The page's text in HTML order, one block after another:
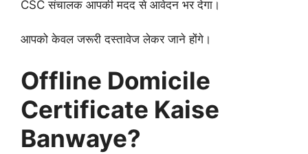
CSC संचालक आपकी मदद से आवेदन भर देगा।
आपको केवल जरूरी दस्तावेज लेकर जाने होंगे।
Offline Domicile
Certificate Kaise
Banwaye?